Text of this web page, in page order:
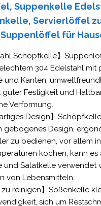
Suppenkelle
Servierlöffel
für
Schöpfkelle】
304 Edelstahl mit
und Kanten,
guter Festigkeit und
Verformung.
Design】
gebogenes Design,
zu bedienen, vor allem
kochen, kann es
und Salatkelle verwendet
von Lebensmitteln.
zu reinigen】Soßenkelle
sich um